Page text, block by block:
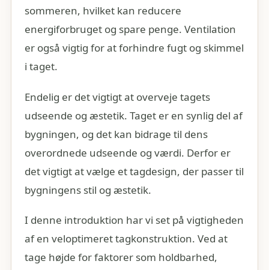
sommeren, hvilket kan reducere
energiforbruget og spare penge. Ventilation
er også vigtig for at forhindre fugt og skimmel
i taget.
Endelig er det vigtigt at overveje tagets
udseende og æstetik. Taget er en synlig del af
bygningen, og det kan bidrage til dens
overordnede udseende og værdi. Derfor er
det vigtigt at vælge et tagdesign, der passer til
bygningens stil og æstetik.
I denne introduktion har vi set på vigtigheden
af en veloptimeret tagkonstruktion. Ved at
tage højde for faktorer som holdbarhed,